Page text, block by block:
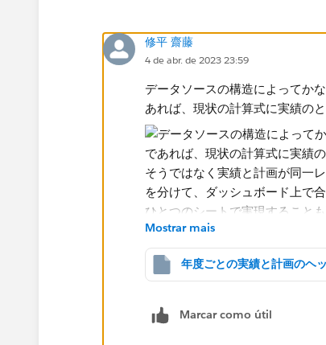
修平 齋藤
4 de abr. de 2023 23:59
データソースの構造によってか
あれば、現状の計算式に実績の
そうではなく実績と計画が同一
を分けて、ダッシュボード上で
Mostrar mais
Marcar como útil